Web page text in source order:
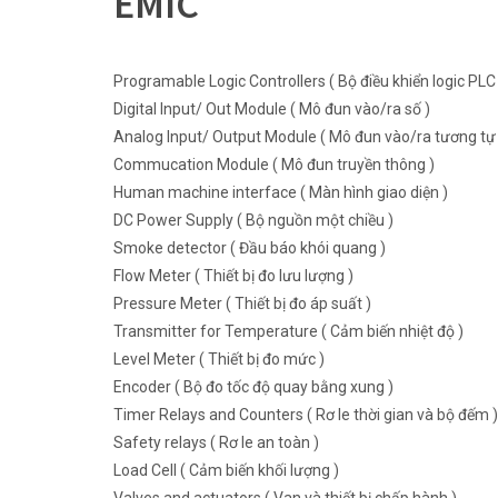
Programable Logic Controllers ( Bộ điều khiển logic
Digital Input/ Out Module ( Mô đun vào/ra số )
Analog Input/ Output Module ( Mô đun vào/ra tương tự
Commucation Module ( Mô đun truyền thông )
Human machine interface ( Màn hình giao diện )
DC Power Supply ( Bộ nguồn một chiều )
Smoke detector ( Đầu báo khói quang )
Flow Meter ( Thiết bị đo lưu lượng )
Pressure Meter ( Thiết bị đo áp suất )
Transmitter for Temperature ( Cảm biến nhiệt độ )
Level Meter ( Thiết bị đo mức )
Encoder ( Bộ đo tốc độ quay bằng xung )
Timer Relays and Counters ( Rơ le thời gian và bộ đếm )
Safety relays ( Rơ le an toàn )
Load Cell ( Cảm biến khối lượng )